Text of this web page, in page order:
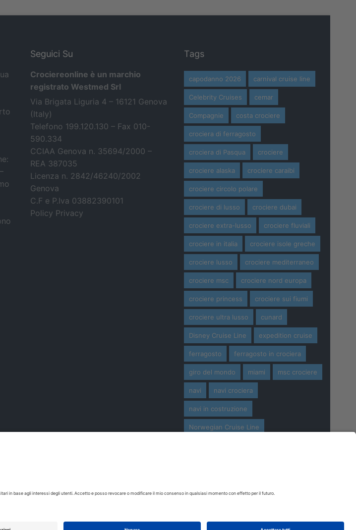
Seguici Su
Crociereonline è un marchio
registrato Westmed Srl
Via Brigata Liguria 4 – 16121 Genova
(Italy)
Telefono 199.120.130 – Fax 010-
590.334
CCIAA Genova n. 35694/2000 –
REA 387035
Licenza n. 2842/46240/2002
Genova
C.F e P.Iva 03882390101
Policy Privacy
Tags
capodanno 2026 carnival cruise line
Celebrity Cruises cemar
Compagnie costa crociere
crociera di ferragosto
crociera di Pasqua crociere
crociere alaska crociere caraibi
crociere circolo polare
crociere di lusso crociere dubai
crociere extra-lusso crociere fluviali
crociere in italia crociere isole greche
crociere lusso crociere mediterraneo
crociere msc crociere nord europa
crociere princess crociere sui fiumi
crociere ultra lusso cunard
Disney Cruise Line expedition cruise
ferragosto ferragosto in crociera
giro del mondo miami msc crociere
navi navi crociera
navi in costruzione
Norwegian Cruise Line